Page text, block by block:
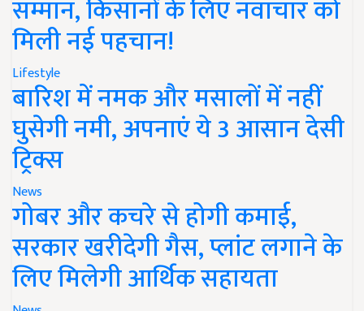
सम्मान, किसानों के लिए नवाचार को
मिली नई पहचान!
Lifestyle
बारिश में नमक और मसालों में नहीं
घुसेगी नमी, अपनाएं ये 3 आसान देसी
ट्रिक्स
News
गोबर और कचरे से होगी कमाई,
सरकार खरीदेगी गैस, प्लांट लगाने के
लिए मिलेगी आर्थिक सहायता